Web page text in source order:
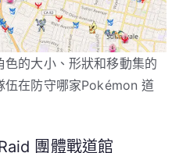
的大小、形狀和移動集的
伍在防守哪家Pokémon 道
團體戰道館